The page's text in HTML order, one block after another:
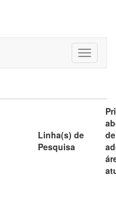
Toggle
Linha(s) de
Pesquisa